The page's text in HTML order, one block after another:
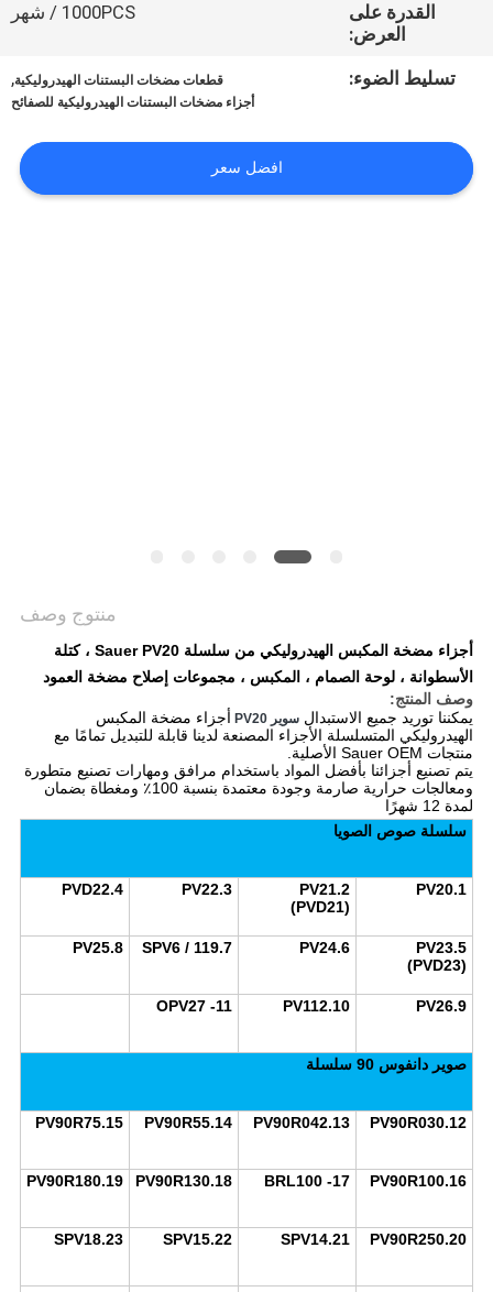
أخبار
حالات
القدرة على
العرض:
1000PCS / شهر
تسليط الضوء: قطعات مضخات البستنات الهيدروليكية,
أجزاء مضخات البستنات الهيدروليكية للصفائح
افضل سعر
منتوج وصف
أجزاء مضخة المكبس الهيدروليكي من سلسلة Sauer PV20 ، كتلة
الأسطوانة ، لوحة الصمام ، المكبس ، مجموعات إصلاح مضخة العمود
وصف المنتج:
يمكننا توريد جميع الاستبدال سوير PV20
أجزاء مضخة المكبس
الهيدروليكي المتسلسلة الأجزاء المصنعة لدينا قابلة للتبديل تمامًا مع
منتجات Sauer OEM الأصلية.
يتم تصنيع أجزائنا بأفضل المواد باستخدام مرافق ومهارات تصنيع متطورة
ومعالجات حرارية صارمة وجودة معتمدة بنسبة 100٪ ومغطاة بضمان
لمدة 12 شهرًا
سلسلة صوص الصويا
1.PV20
2.PV21
(PVD21)
3.PV22
4.PVD22
5.PV23
(PVD23)
6.PV24
7.SPV6 / 119
8.PV25
9.PV26
10.PV112
11- OPV27
صوير دانفوس 90 سلسلة
12.PV90R030
13.PV90R042
14.PV90R55
15.PV90R75
16.PV90R100
17- BRL100
18.PV90R130
19.PV90R180
20.PV90R250
21.SPV14
22.SPV15
23.SPV18